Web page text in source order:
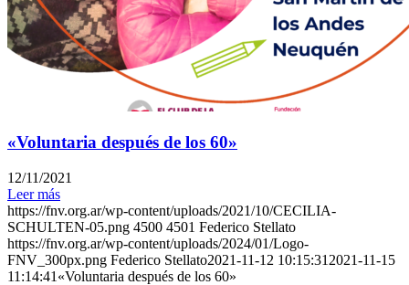
«Voluntaria después de los 60»
12/11/2021
Leer más
https://fnv.org.ar/wp-content/uploads/2021/10/CECILIA-
SCHULTEN-05.png 4500 4501 Federico Stellato
https://fnv.org.ar/wp-content/uploads/2024/01/Logo-
FNV_300px.png Federico Stellato2021-11-12 10:15:31 2021-11-15
11:14:41 «Voluntaria después de los 60»